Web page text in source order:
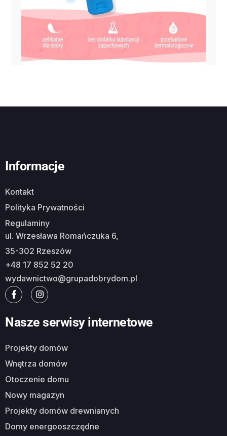
Informacje
Kontakt
Polityka Prywatności
Regulaminy
ul. Wrzesława Romańczuka 6,
35-302 Rzeszów
+48 17 852 52 20
wydawnictwo@grupadobrydom.pl
Nasze serwisy internetowe
Projekty domów
Wnętrza domów
Otoczenie domu
Nowy magazyn
Projekty domów drewnianych
Domy energooszczędne